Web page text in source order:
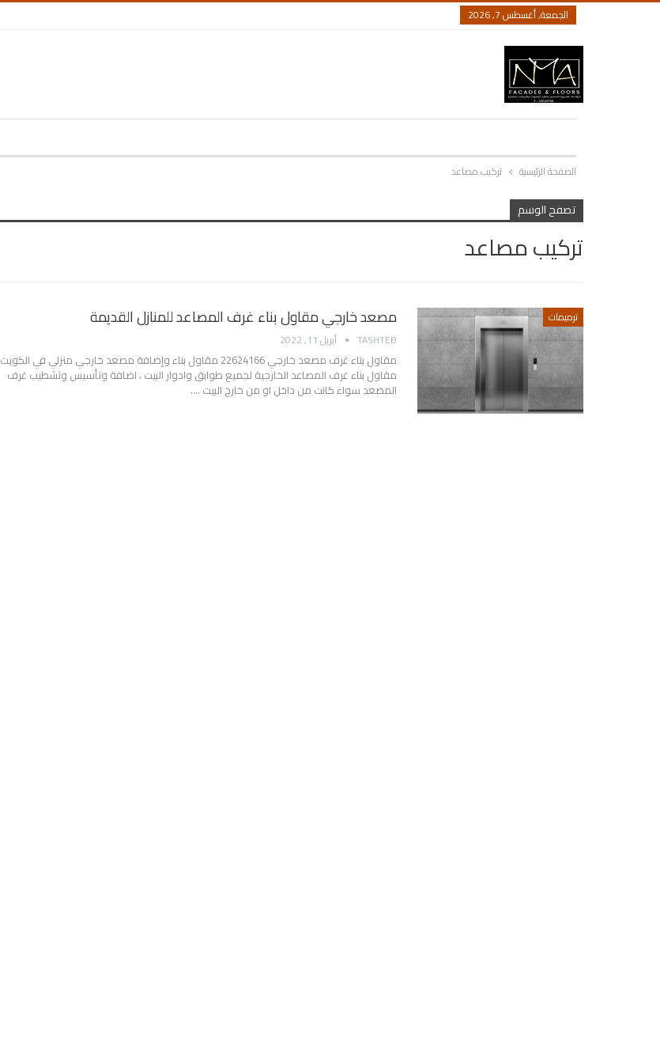
الجمعة, أغسطس 7, 2026
الصفحة الرئيسية تركيب مصاعد
تصفح الوسم
تركيب مصاعد
ترميمات مصعد خارجي مقاول بناء غرف المصاعد للمنازل القديمة
TASHTEB أبريل 11, 2022
مقاول بناء غرف مصعد خارجي 22624166 مقاول بناء وإضافة مصعد خارجي منزلي في الكويت
مقاول بناء غرف المصاعد الخارجية لجميع طوابق وادوار البيت ، اضافة وتأسيس وتشطيب غرف
المصعد سواء كانت من داخل او من خارج البيت .…